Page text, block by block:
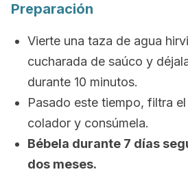
Preparación
Vierte una taza de agua
cucharada de saúco y
durante 10 minutos.
Pasado este tiempo, filtra
colador y consúmela.
Bébela durante 7 días
dos meses.